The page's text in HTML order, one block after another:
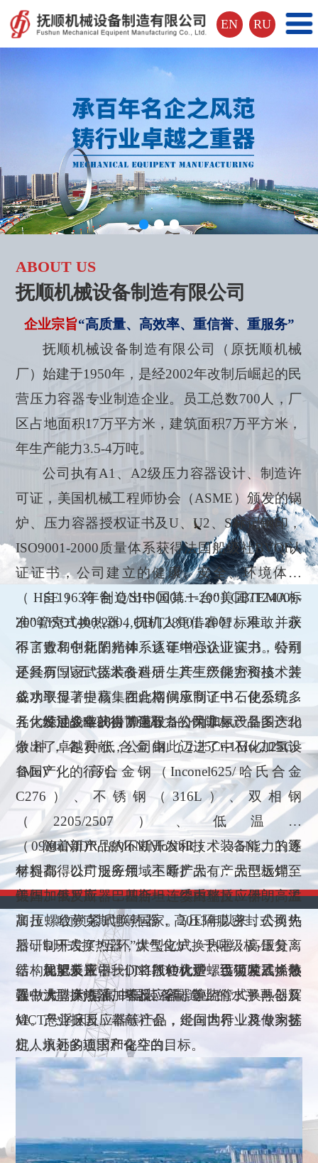
EN RU
ABOUT US
抚顺机械设备制造有限公司
企业宗旨“高质量、高效率、重信誉、重服务”
抚顺机械设备制造有限公司（原抚顺机械
厂）始建于1950年，是经2002年改制后崛起的民
营压力容器专业制造企业。员工总数700人，厂
区占地面积17万平方米，建筑面积7万平方米，
年生产能力3.5-4万吨。
公司执有A1、A2级压力容器设计、制造许
可证，美国机械工程师协会（ASME）颁发的锅
炉、压力容器授权证书及U、U2、S标记钢印，
ISO9001-2000质量体系获得法国船级社BVQI认
证证书，公司建立的健康、安全、环境体系
（HSE）符合Q/SHS0001.1-2001,GB/T24001-
2004/ISO1400:2004,GB/T28001-2001标准，并获
得了青岛中化阳光体系认证中心认证证书。公司
还具有国家武器装备科研生产三级保密资格，并
成功取得了中核集团合格供应商证书，使公司多
元化发展战略获得了强有力的保障。
自1963年制造出中国第一台“美国TEMA标
准”管壳式换热器，抚机人凭借睿智、果敢、永
不言败和创新的精神，逐年增强企业实力，特别
是经历“八五”技术改造后，其生产能力和技术装
备水平显著提高，在此期间承制了中石化系统内
各大炼油企业28台加氢设备，为加氢设备国产化
做出了卓越贡献，公司由此迈进了中石化加氢设
备国产化的行列。
经过多年的拼博进取，公司非标产品多达20
余种，各种低合金钢（2.25Cr-1Mo/2.25Cr-
1MoV）、高合金钢（Inconel625/哈氏合金
C276）、不锈钢（316L）、双相钢
（2205/2507）、低温钢
（09MnNIDR/18MnNIMoNbR）、3.5Ni、Ti等
材料都得以广泛应用，主导产品有：大型板焊、
锻焊加氢反应器，四合一连续重整反应器，高温
高压螺纹锁紧式换热器，高压隔膜密封式换热
器，Ω环式换热器，大型立式换热器，高压分离
器，化肥装置中一、二段转化炉，百万吨乙烯装
置中大型换热器、塔器、容器等。
随着新产品的不断开发和技术装备能力的逐
年提高，公司服务领域不断扩大，产品已远销至
美国、俄罗斯、巴基斯坦、委内瑞拉、伊朗、孟
加拉、哈萨克斯坦等国家。2013年以来，公司先
后研制开发了“五环”煤气化炉、千吨级板-锻复合
结构加氢反应器、DN17OO大型螺纹锁紧式换热
器、沸腾床渣油加氢反应器、缠绕管式换热器及
MCT悬浮床反应器等产品，经国内行业及专家鉴
定，填补多项国产化空白。
展望未来，我们将抓住机遇，迅猛发展，做
强做大，为提高中国装备制造业的水平再创辉
煌。产业报国，奉献社会，走向世界，将做为抚
机人永远的追求和奋斗的目标。